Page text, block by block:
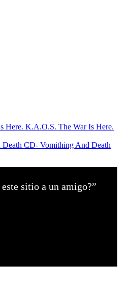
K.A.O.S. The War Is Here.
CD- Vomithing And Death
sitio a un amigo?”